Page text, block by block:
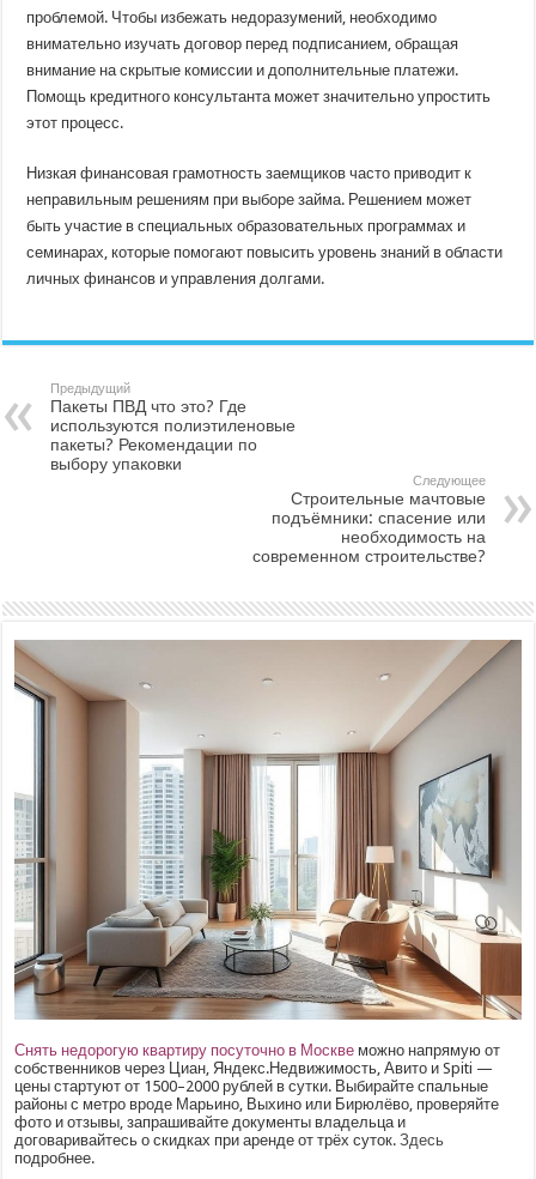
проблемой. Чтобы избежать недоразумений, необходимо
внимательно изучать договор перед подписанием, обращая
внимание на скрытые комиссии и дополнительные платежи.
Помощь кредитного консультанта может значительно упростить
этот процесс.
Низкая финансовая грамотность заемщиков часто приводит к
неправильным решениям при выборе займа. Решением может
быть участие в специальных образовательных программах и
семинарах, которые помогают повысить уровень знаний в области
личных финансов и управления долгами.
Предыдущий
Пакеты ПВД что это? Где
используются полиэтиленовые
пакеты? Рекомендации по
выбору упаковки
Следующее
Строительные мачтовые
подъёмники: спасение или
необходимость на
современном строительстве?
Снять недорогую квартиру посуточно в Москве можно напрямую от
собственников через Циан, Яндекс.Недвижимость, Авито и Spiti —
цены стартуют от 1500–2000 рублей в сутки. Выбирайте спальные
районы с метро вроде Марьино, Выхино или Бирюлёво, проверяйте
фото и отзывы, запрашивайте документы владельца и
договаривайтесь о скидках при аренде от трёх суток.Здесь
подробнее.